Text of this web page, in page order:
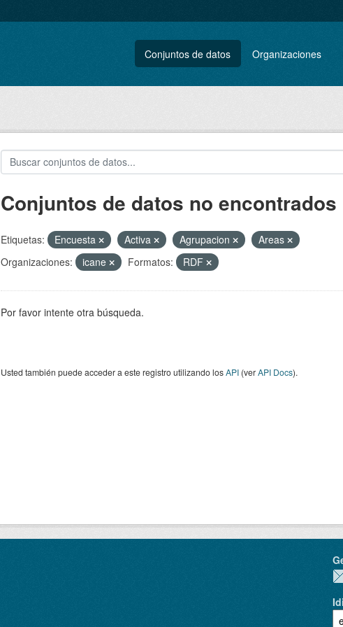
Conjuntos de datos Organizaciones
Conjuntos de datos no encontrados
Etiquetas: Encuesta Activa Agrupacion
Areas
Organizaciones:
icane Formatos: RDF
Por favor intente otra búsqueda.
Usted también puede acceder a este registro utilizando losAPI(verAPI Docs).